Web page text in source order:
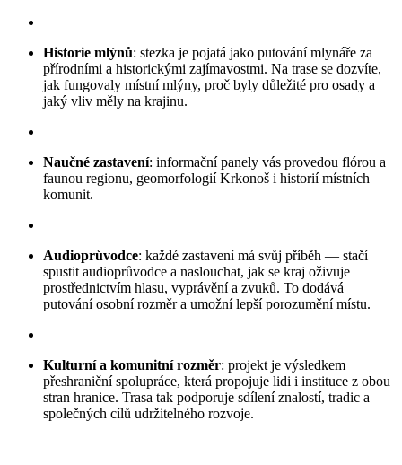
Historie mlýnů: stezka je pojatá jako putování mlynáře za
přírodními a historickými zajímavostmi. Na trase se dozvíte,
jak fungovaly místní mlýny, proč byly důležité pro osady a
jaký vliv měly na krajinu.
Naučné zastavení: informační panely vás provedou flórou a
faunou regionu, geomorfologií Krkonoš i historií místních
komunit.
Audioprůvodce: každé zastavení má svůj příběh — stačí
spustit audioprůvodce a naslouchat, jak se kraj oživuje
prostřednictvím hlasu, vyprávění a zvuků. To dodává
putování osobní rozměr a umožní lepší porozumění místu.
Kulturní a komunitní rozměr: projekt je výsledkem
přeshraniční spolupráce, která propojuje lidi i instituce z obou
stran hranice. Trasa tak podporuje sdílení znalostí, tradic a
společných cílů udržitelného rozvoje.